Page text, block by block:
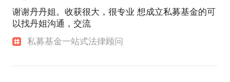
谢谢丹丹姐。收获很大，很专业 想成立私募基金的可
以找丹姐沟通，交流
私募基金一站式法律顾问